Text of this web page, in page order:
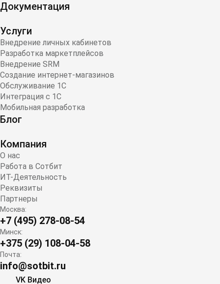
Документация
Услуги
Внедрение личных кабинетов
Разработка маркетплейсов
Внедрение SRM
Создание интернет-магазинов
Обслуживание 1С
Интеграция с 1С
Мобильная разработка
Блог
Компания
О нас
Работа в Сотбит
ИТ-Деятельность
Реквизиты
Партнеры
Москва:
+7 (495) 278-08-54
Минск:
+375 (29) 108-04-58
Почта:
info@sotbit.ru
VK Видео